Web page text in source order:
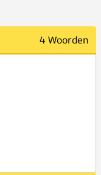
4 Woorden